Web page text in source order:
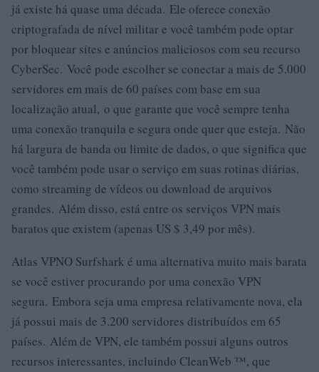
já existe há quase uma década. Ele oferece conexão
criptografada de nível militar e você também pode optar
por bloquear sites e anúncios maliciosos com seu recurso
CyberSec. Você pode escolher se conectar a mais de 5.000
servidores em mais de 60 países com base em sua
localização atual, o que garante que você sempre tenha
uma conexão tranquila e segura onde quer que esteja. Não
há largura de banda ou limite de dados, o que significa que
você também pode usar o serviço em suas rotinas diárias,
como streaming de vídeos ou download de arquivos
grandes. Além disso, está entre os serviços VPN mais
baratos que existem (apenas US $ 3,49 por mês).
Atlas VPNO Surfshark é uma alternativa muito mais barata
se você estiver procurando por uma conexão VPN
segura. Embora seja uma empresa relativamente nova, ela
já possui mais de 3.200 servidores distribuídos em 65
países. Além de VPN, ele também possui alguns outros
recursos interessantes, incluindo CleanWeb ™, que